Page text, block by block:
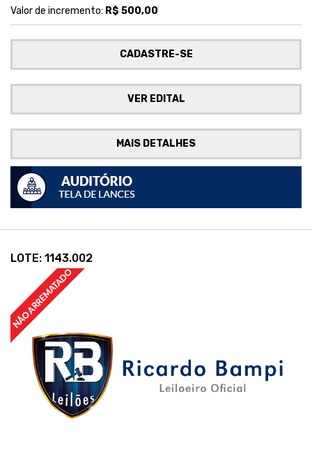
Valor de incremento: R$ 500,00
CADASTRE-SE
VER EDITAL
MAIS DETALHES
LOTE: 1143.002